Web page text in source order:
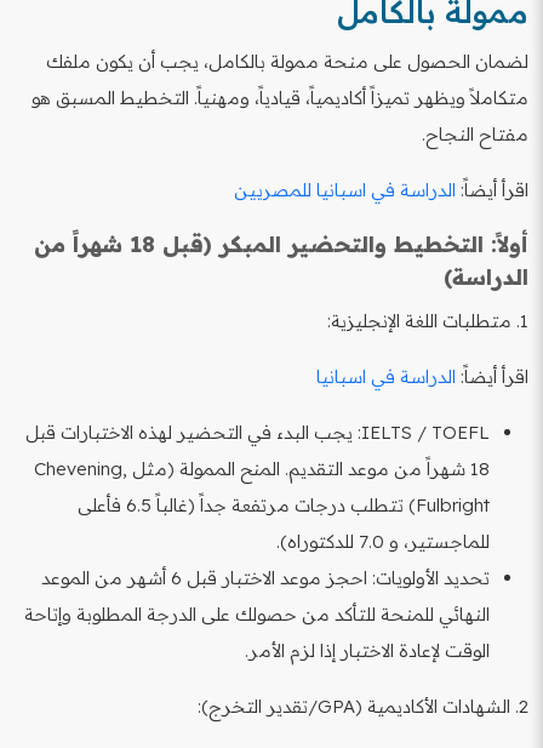
ممولة بالكامل
لضمان الحصول على منحة ممولة بالكامل، يجب أن يكون ملفك
متكاملاً ويظهر تميزاً أكاديمياً، قيادياً، ومهنياً. التخطيط المسبق هو
مفتاح النجاح.
اقرأ أيضاً: الدراسة في اسبانيا للمصريين
أولاً: التخطيط والتحضير المبكر (قبل 18 شهراً من
الدراسة)
1. متطلبات اللغة الإنجليزية:
اقرأ أيضاً: الدراسة في اسبانيا
IELTS / TOEFL: يجب البدء في التحضير لهذه الاختبارات قبل
18 شهراً من موعد التقديم. المنح الممولة (مثل Chevening,
Fulbright) تتطلب درجات مرتفعة جداً (غالباً 6.5 فأعلى
للماجستير، و 7.0 للدكتوراه).
تحديد الأولويات: احجز موعد الاختبار قبل 6 أشهر من الموعد
النهائي للمنحة للتأكد من حصولك على الدرجة المطلوبة وإتاحة
الوقت لإعادة الاختبار إذا لزم الأمر.
2. الشهادات الأكاديمية (GPA/تقدير التخرج):